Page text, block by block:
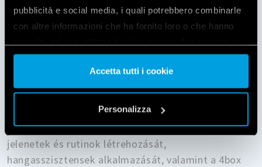
pubblicità e social media, i quali potrebbero combinarle
con altre informazioni che ha fornito loro o che hanno
nostri cookie se continua ad utilizzare il nostro sito web.
Vai alla Cookie Policy completa
Accetta tutti i cookie
Personalizza
A magas szintű kényelem és vezérlés biztosítása
érdekében a 4box alkalmazást az S sorozatú
eszközökkel való használatra fejlesztették ki. Az
alkalmazás segítségével az összes 4box S sorozatú
elegendő környezetünk igényeinknek megfelelő
Az eszközök konfigurálása mellett lehetővé teszi
jelenetek és rutinok létrehozását,
hangasszisztensek alkalmazását, valamint a 4box